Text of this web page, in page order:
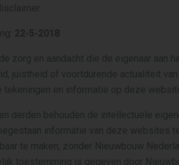
22-5-2018
zorg en aandacht die de eigenaar aan
juistheid of voortdurende actualiteit
tekeningen en informatie op deze
derden behouden de intellectuele
informatie van deze websites
te maken, zonder Nieuwbouw
toestemming is gegeven door